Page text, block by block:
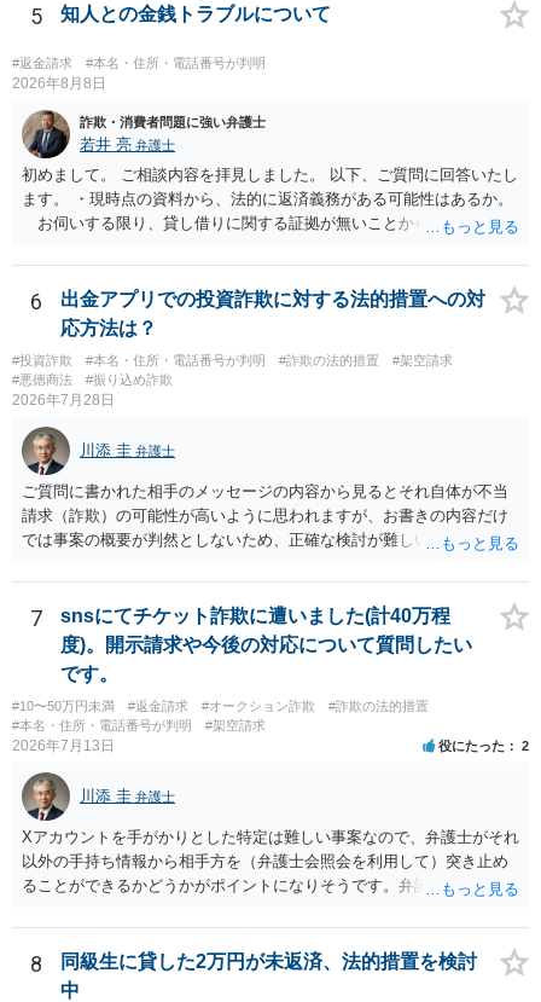
て、ご母堂の自宅の市町村役場に相談するのが正しいやり方になりま
5 知人との金銭トラブルについて
#返金請求 #本名・住所・電話番号が判明
2026年8月8日
詐欺・消費者問題に強い弁護士
若井 亮 弁護士
初めまして。 ご相談内容を拝見しました。 以下、ご質問に回答いたし
ます。 ・現時点の資料から、法的に返済義務がある可能性はあるか。
お伺いする限り、貸し借りに関する証拠が無いことから、相手方が
主張や現在の資料を踏まえ、今後どのように対応するのが適切か。
贈与か消費貸借かの争いにおいては、様々な圧力をかけて回収をしよ
うとするケースも散見されます。 ご自身での対応に窮するようであ
れば、代理人を立てることもご検討ください。 ・相手へ送る回答文に
ついてアドバイスをいただけるか。 具体的な回答内容については、
一般的に無料法律相談での対応外になろうかと思います。 法律事務
6
出金アプリでの投資詐欺に対する法的措置への対
応方法は？
#投資詐欺 #本名・住所・電話番号が判明 #詐欺の法的措置
#架空請求
#悪徳商法
#振り込め詐欺
2026年7月28日
川添 圭 弁護士
ご質問に書かれた相手のメッセージの内容から見るとそれ自体が不当
請求（詐欺）の可能性が高いように思われますが、お書きの内容だけ
では事案の概要が判然としないため、正確な検討が難しいです。例え
画面を見て貰いながらアドバイスう受けた方が確実です。
7
snsにてチケット詐欺に遭いました(計40万程
度)。開示請求や今後の対応について質問したい
です。
#10〜50万円未満 #返金請求 #オークション詐欺
#詐欺の法的措置
#本名・住所・電話番号が判明
#架空請求
2026年7月13日 役にたった 2
川添 圭 弁護士
Xアカウントを手がかりとした特定は難しい事案なので、弁護士がそれ
以外の手持ち情報から相手方を（弁護士会照会を利用して）突き止め
ることができるかどうかがポイントになりそうです。弁護士による調
せることになるでしょう。見通しについては、実際の資料等を弁護士
に検討してもらう必要があると思います。弁護士費用は自由化されて
いますので個別に確認いただく必要がありますが、そもそも回収でき
8
同級生に貸した2万円が未返済、法的措置を検討
中